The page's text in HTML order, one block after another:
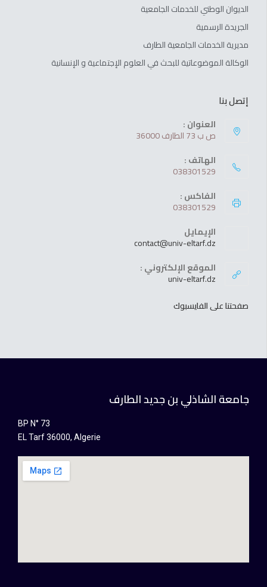
الديوان الوطني للخدمات الجامعية
الجريدة الرسمية
مديرية الخدمات الجامعية الطارف
الوكالة الموضوعاتية للبحث في العلوم الإجتماعية و الإنسانية
إتصل بنا
العنوان :
ص ب 73 الطارف 36000
الهاتف :
038301529
الفاكس :
038301529
الإيمايل
contact@univ-eltarf.dz
الموقع الإلكتروني :
univ-eltarf.dz
صفحتنا على الفايسبوك
جامعة الشاذلي بن جديد الطارف
BP N° 73
EL Tarf 36000, Algerie